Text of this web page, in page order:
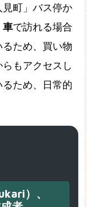
町」バス停か
車で訪れる場合
ため、買い物
もアクセスし
ため、日常的
）、